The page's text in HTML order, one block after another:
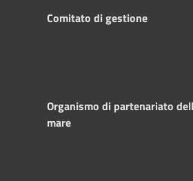
Comitato di gestione
Organismo di partenariato
mare